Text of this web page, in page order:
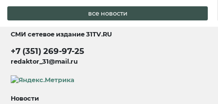
все новости
СМИ сетевое издание31TV.RU
+7 (351) 269-97-25
redaktor_31@mail.ru
Новости